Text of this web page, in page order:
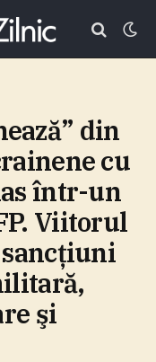
din
cu
într-un
Viitorul
sancţiuni
şi